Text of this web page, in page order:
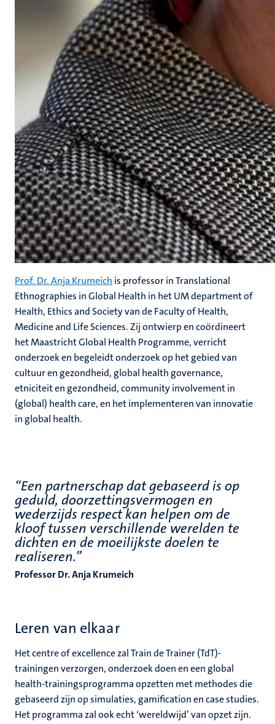
Prof. Dr. Anja Krumeich is professor in Translational
Ethnographies in Global Health in het UM department of
Health, Ethics and Society van de Faculty of Health,
Medicine and Life Sciences. Zij ontwierp en coördineert
het Maastricht Global Health Programme, verricht
onderzoek en begeleidt onderzoek op het gebied van
cultuur en gezondheid, global health governance,
etniciteit en gezondheid, community involvement in
(global) health care, en het implementeren van innovatie
in global health.
“Een partnerschap dat gebaseerd is op
geduld, doorzettingsvermogen en
wederzijds respect kan helpen om de
kloof tussen verschillende werelden te
dichten en de moeilijkste doelen te
realiseren.”
Professor Dr. Anja Krumeich
Leren van elkaar
Het centre of excellence zal Train de Trainer (TdT)-
trainingen verzorgen, onderzoek doen en een global
health-trainingsprogramma opzetten met methodes die
gebaseerd zijn op simulaties, gamification en case studies.
Het programma zal ook echt ‘wereldwijd’ van opzet zijn.